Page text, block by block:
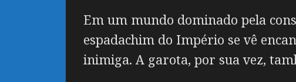
Em um mundo dominado pela
espadachim do Império se vê
inimiga. A garota, por sua vez,